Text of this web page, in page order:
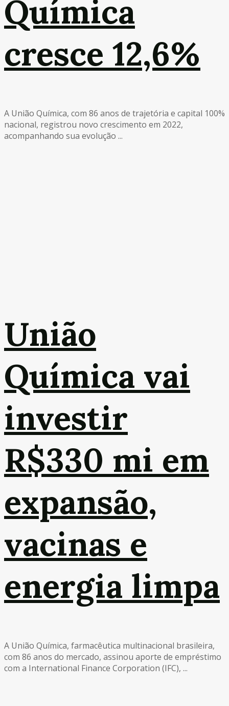
Química
cresce 12,6%
A União Química, com 86 anos de trajetória e capital 100%
nacional, registrou novo crescimento em 2022,
acompanhando sua evolução ...
União
Química vai
investir
R$330 mi em
expansão,
vacinas e
energia limpa
A União Química, farmacêutica multinacional brasileira,
com 86 anos do mercado, assinou aporte de empréstimo
com a International Finance Corporation (IFC), ...